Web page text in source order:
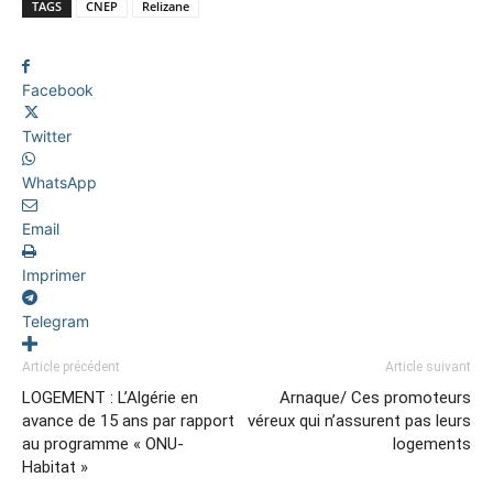
TAGS CNEP Relizane
Facebook
Twitter
WhatsApp
Email
Imprimer
Telegram
Article précédent
LOGEMENT : L’Algérie en
avance de 15 ans par rapport
au programme « ONU-
Habitat »
Article suivant
Arnaque/ Ces promoteurs
véreux qui n’assurent pas leurs
logements